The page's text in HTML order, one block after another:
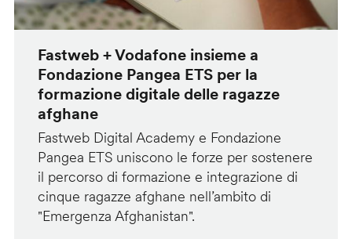
Fastweb + Vodafone insieme a
Fondazione Pangea ETS per la
formazione digitale delle ragazze
afghane
Fastweb Digital Academy e Fondazione
Pangea ETS uniscono le forze per sostenere
il percorso di formazione e integrazione di
cinque ragazze afghane nell’ambito di
"Emergenza Afghanistan".